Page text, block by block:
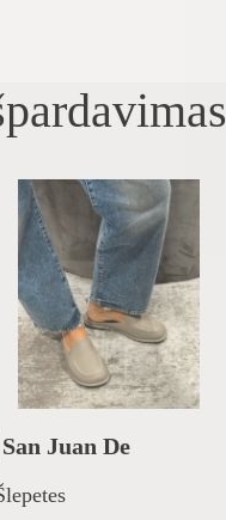
San Juan De